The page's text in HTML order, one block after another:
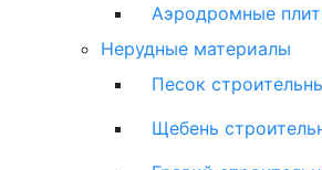
Аэродромные
Нерудные материалы
Песок
Щебень